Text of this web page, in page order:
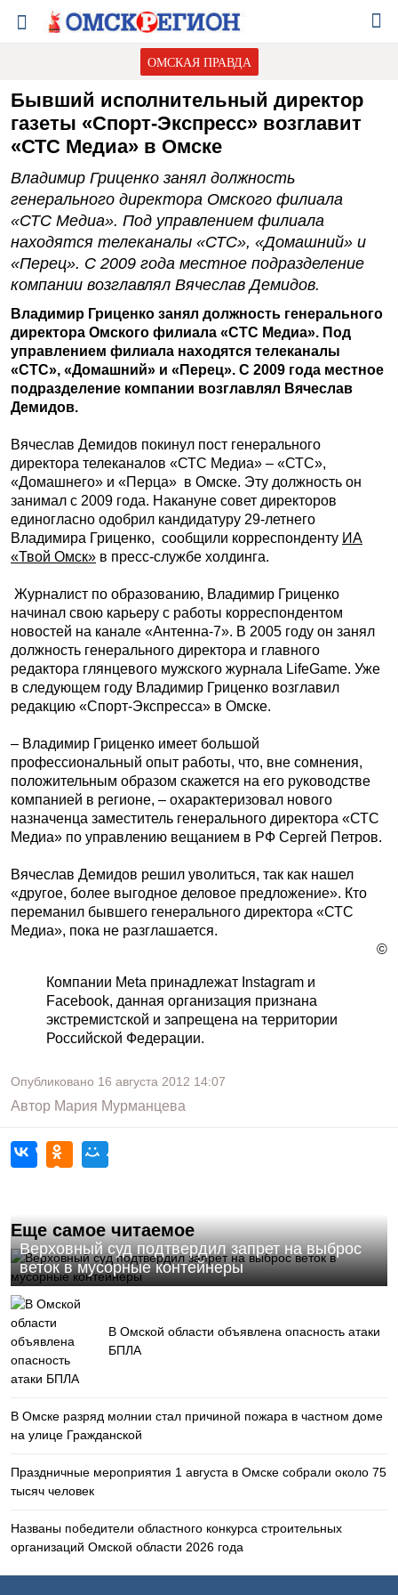
ОМСКАЯ ПРАВДА
Бывший исполнительный директор
газеты «Спорт-Экспресс» возглавит
«СТС Медиа» в Омске
Владимир Гриценко занял должность
генерального директора Омского филиала
«СТС Медиа». Под управлением филиала
находятся телеканалы «СТС», «Домашний» и
«Перец». С 2009 года местное подразделение
компании возглавлял Вячеслав Демидов.
Владимир Гриценко занял должность генерального
директора Омского филиала «СТС Медиа». Под
управлением филиала находятся телеканалы
«СТС», «Домашний» и «Перец». С 2009 года местное
подразделение компании возглавлял Вячеслав
Демидов.
Вячеслав Демидов покинул пост генерального
директора телеканалов «СТС Медиа» – «СТС»,
«Домашнего» и «Перца» в Омске. Эту должность он
занимал с 2009 года. Накануне совет директоров
единогласно одобрил кандидатуру 29-летнего
Владимира Гриценко, сообщили корреспонденту ИА
«Твой Омск» в пресс-службе холдинга.
Журналист по образованию, Владимир Гриценко
начинал свою карьеру с работы корреспондентом
новостей на канале «Антенна-7». В 2005 году он занял
должность генерального директора и главного
редактора глянцевого мужского журнала LifeGame. Уже
в следующем году Владимир Гриценко возглавил
редакцию «Спорт-Экспресса» в Омске.
– Владимир Гриценко имеет большой
профессиональный опыт работы, что, вне сомнения,
положительным образом скажется на его руководстве
компанией в регионе, – охарактеризовал нового
назначенца заместитель генерального директора «СТС
Медиа» по управлению вещанием в РФ Сергей Петров.
Вячеслав Демидов решил уволиться, так как нашел
«другое, более выгодное деловое предложение». Кто
переманил бывшего генерального директора «СТС
Медиа», пока не разглашается.
©
Компании Meta принадлежат Instagram и
Facebook, данная организация признана
экстремистской и запрещена на территории
Российской Федерации.
Опубликовано 16 августа 2012 14:07
Автор Мария Мурманцева
Еще самое читаемое
Верховный суд подтвердил запрет на выброс
веток в мусорные контейнеры
В Омской области объявлена опасность атаки
БПЛА
В Омске разряд молнии стал причиной пожара в частном доме
на улице Гражданской
Праздничные мероприятия 1 августа в Омске собрали около 75
тысяч человек
Названы победители областного конкурса строительных
организаций Омской области 2026 года